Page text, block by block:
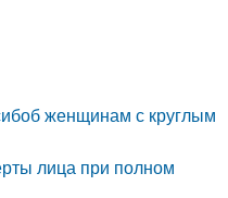
женщинам с круглым
лица при полном